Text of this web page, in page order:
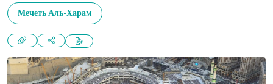
Мечеть Аль-Харам